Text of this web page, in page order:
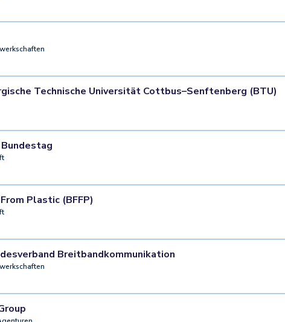
Technische Universität Cottbus–Senftenberg (BTU)
Plastic (BFFP)
Breitbandkommunikation